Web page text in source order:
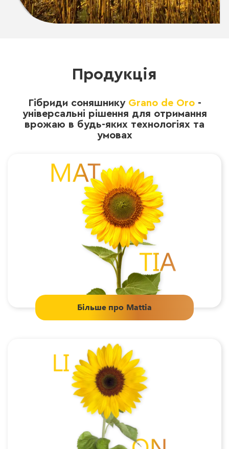
Продукція
Гібриди соняшнику Grano de Oro-
універсальні рішення для отримання
врожаю в будь-яких технологіях та
умовах
Більше про Mattia